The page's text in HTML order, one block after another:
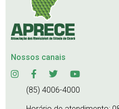
Nossos canais
(85) 4006-4000